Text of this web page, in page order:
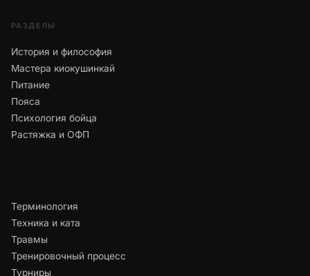
РАЗДЕЛЫ
История и философия
Мастера киокушинкай
Питание
Пояса
Психология бойца
Растяжка и ОФП
Терминология
Техника и ката
Травмы
Тренировочный процесс
Турниры